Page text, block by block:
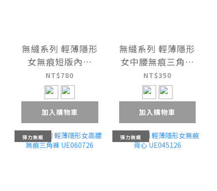
無縫系列 輕薄隱形
女無痕短版內衣
UE0J0226
NT$780
加入購物車
無縫系列 輕薄隱形
女中腰無痕三角褲
UE060626
NT$350
加入購物車
彈力無痕 彈力無痕